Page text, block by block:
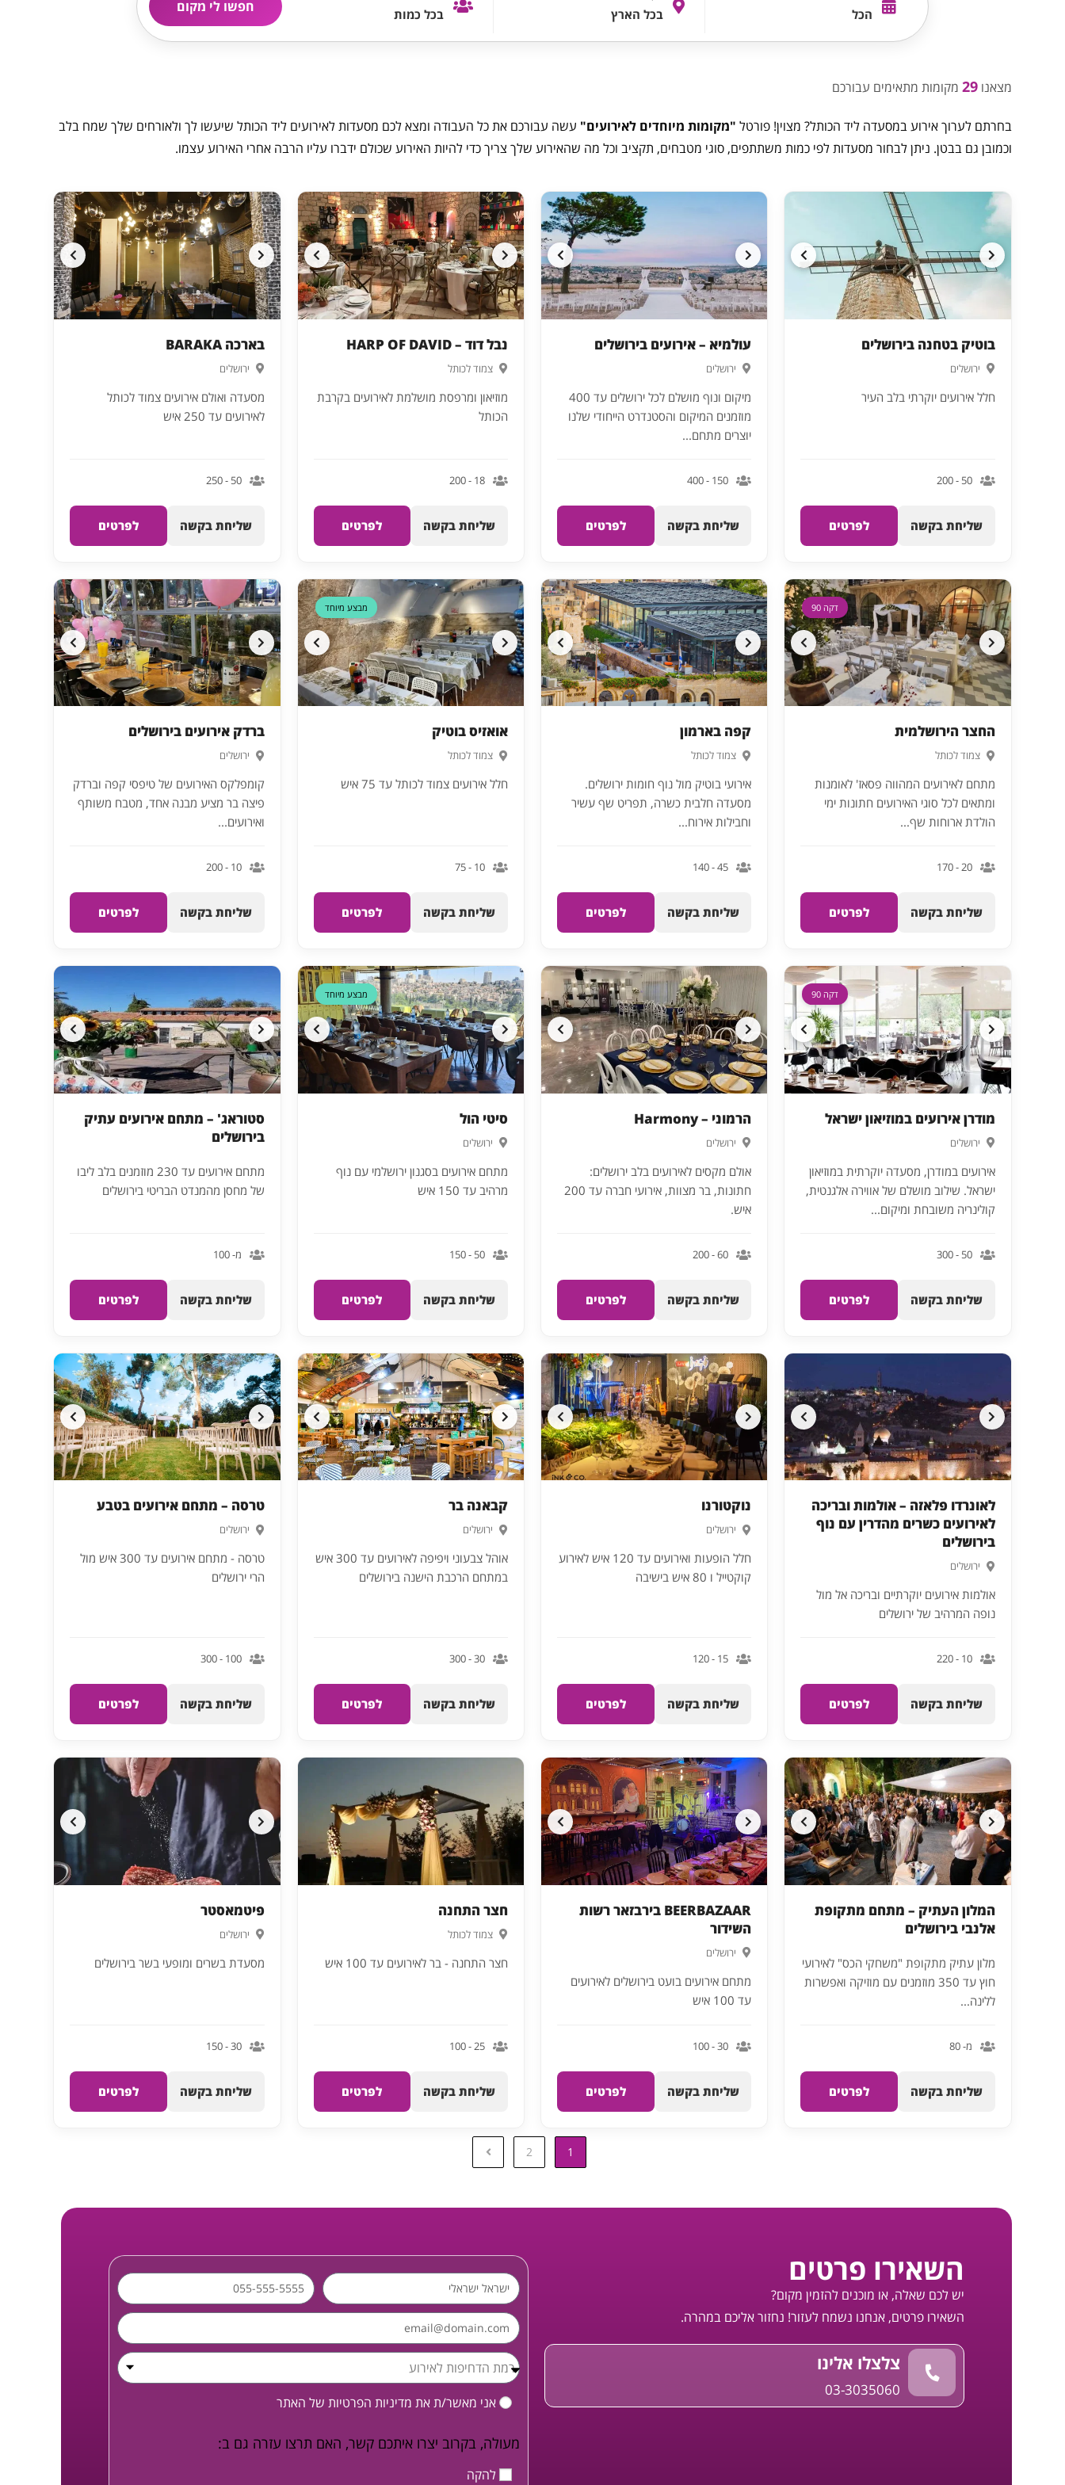
הכל בכל הארץ בכל כמות חפשו לי מקום
מצאנו29 מקומות מתאימים עבורכם
בחרתם לערוך אירוע במסעדה ליד הכותל? מצוין! פורטל "מקומות מיוחדים לאירועים" עשה עבורכם את כל העבודה ומצא לכם מסעדות לאירועים ליד הכותל שיעשו לך ולאורחים שלך שמח בלב
וכמובן גם בבטן. ניתן לבחור מסעדות לפי כמות משתתפים, סוגי מטבחים, תקציב וכל מה שהאירוע שלך צריך כדי להיות האירוע שכולם ידברו עליו הרבה אחרי האירוע עצמו.
בוטיק בטחנה בירושלים
ירושלים
חלל אירועים יוקרתי בלב העיר
50 - 200
שליחת בקשה לפרטים
עולמיא – אירועים בירושלים
ירושלים
מיקום ונוף מושלם לכל ירושלים עד 400
מוזמנים המיקום והסטנדרט הייחודי שלנו
יוצרים מתחם...
150 - 400
שליחת בקשה לפרטים
נבל דוד – HARP OF DAVID
צמוד לכותל
מוזיאון ומרפסת מושלמת לאירועים בקרבת
הכותל
18 - 200
שליחת בקשה לפרטים
בארכה BARAKA
ירושלים
מסעדה ואולם אירועים צמוד לכותל
לאירועים עד 250 איש
50 - 250
שליחת בקשה לפרטים
דקה 90
החצר הירושלמית
צמוד לכותל
מתחם לאירועים המהווה פסאז' לאומנות
ומתאים לכל סוגי האירועים חתונות ימי
הולדת ארוחות שף...
20 - 170
שליחת בקשה לפרטים
קפה בארמון
צמוד לכותל
אירועי בוטיק מול נוף חומות ירושלים.
מסעדה חלבית כשרה, תפריט שף עשיר
וחבילות אירוח...
45 - 140
שליחת בקשה לפרטים
מבצע מיוחד
אואזיס בוטיק
צמוד לכותל
חלל אירועים צמוד לכותל עד 75 איש
10 - 75
שליחת בקשה לפרטים
ברדק אירועים בירושלים
ירושלים
קומפלקס האירועים של טיפסי קפה וברדק
פיצה בר מציע מבנה אחד, מטבח משותף
ואירועים...
10 - 200
שליחת בקשה לפרטים
דקה 90
מודרן אירועים במוזיאון ישראל
ירושלים
אירועים במודרן, מסעדה יוקרתית במוזיאון
ישראל. שילוב מושלם של אווירה אלגנטית,
קולינריה משובחת ומיקום...
50 - 300
שליחת בקשה לפרטים
הרמוני – Harmony
ירושלים
אולם מקסים לאירועים בלב ירושלים:
חתונות, בר מצוות, אירועי חברה עד 200
איש.
60 - 200
שליחת בקשה לפרטים
מבצע מיוחד
סיטי הול
ירושלים
מתחם אירועים בסגנון ירושלמי עם נוף
מרהיב עד 150 איש
50 - 150
שליחת בקשה לפרטים
סטוראג' – מתחם אירועים עתיק
בירושלים
מתחם אירועים עד 230 מוזמנים בלב ליבו
של מחסן מהמנדט הבריטי בירושלים
מ- 100
שליחת בקשה לפרטים
לאונרדו פלאזה – אולמות ובריכה
לאירועים כשרים מהדרין עם נוף
בירושלים
ירושלים
אולמות אירועים יוקרתיים ובריכה אל מול
נופה המרהיב של ירושלים
10 - 220
שליחת בקשה לפרטים
נוקטורנו
ירושלים
חלל הופעות ואירועים עד 120 איש לאירוע
קוקטייל ו 80 איש בישיבה
15 - 120
שליחת בקשה לפרטים
קבאנה בר
ירושלים
אוהל צבעוני ויפיפה לאירועים עד 300 איש
במתחם הרכבת הישנה בירושלים
30 - 300
שליחת בקשה לפרטים
טרסה – מתחם אירועים בטבע
ירושלים
טרסה - מתחם אירועים עד 300 איש מול
הרי ירושלים
100 - 300
שליחת בקשה לפרטים
המלון העתיק – מתחם מתקופת
אלנבי בירושלים
מלון עתיק מתקופת "משחקי הכס" לאירועי
חוץ עד 350 מוזמנים עם מוזיקה ואפשרות
ללינה...
מ- 80
שליחת בקשה לפרטים
BEERBAZAAR בירבזאר רשות
השידור
ירושלים
מתחם אירועים בועט בירושלים לאירועים
עד 100 איש
30 - 100
שליחת בקשה לפרטים
חצר התחנה
צמוד לכותל
חצר התחנה - בר לאירועים עד 100 איש
25 - 100
שליחת בקשה לפרטים
פיטמאסטר
ירושלים
מסעדת בשרים ומופעי בשר בירושלים
30 - 150
שליחת בקשה לפרטים
1
2
השאירו פרטים
יש לכם שאלה, או מוכנים להזמין מקום?
השאירו פרטים, אנחנו נשמח לעזור! נחזור אליכם במהרה.
צלצלו אלינו
03-3035060
אני מאשר/ת את מדיניות הפרטיות של האתר
מעולה, בקרוב יצרו איתכם קשר, האם תרצו עזרה גם ב:
להקה